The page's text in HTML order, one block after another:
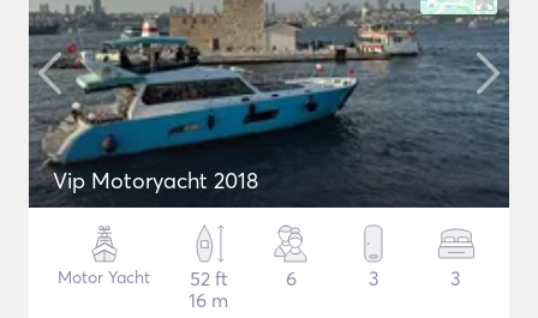
Vip Motoryacht 2018
Motor Yacht
52 ft
16 m
6 3 3